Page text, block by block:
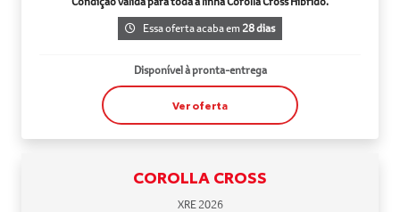
Essa oferta acaba em28 dias
Disponível à pronta-entrega
Ver oferta
COROLLA CROSS
XRE 2026